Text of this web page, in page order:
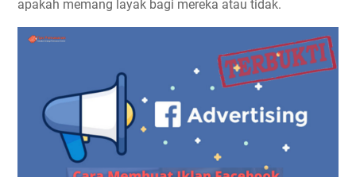
apakah memang layak bagi mereka atau tidak.